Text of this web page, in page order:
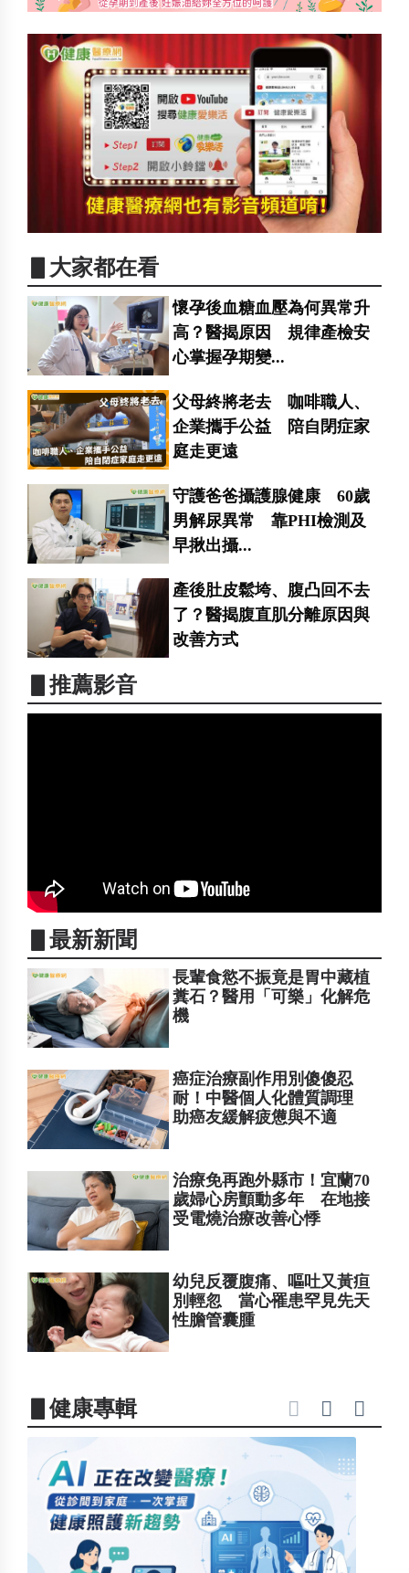
▋大家都在看
懷孕後血糖血壓為何異常升
高？醫揭原因 規律產檢安
心掌握孕期變...
父母終將老去 咖啡職人、
企業攜手公益 陪自閉症家
庭走更遠
守護爸爸攝護腺健康 60歲
男解尿異常 靠PHI檢測及
早揪出攝...
產後肚皮鬆垮、腹凸回不去
了？醫揭腹直肌分離原因與
改善方式
▋推薦影音
▋最新新聞
長輩食慾不振竟是胃中藏植
糞石？醫用「可樂」化解危
機
癌症治療副作用別傻傻忍
耐！中醫個人化體質調理
助癌友緩解疲憊與不適
治療免再跑外縣市！宜蘭70
歲婦心房顫動多年 在地接
受電燒治療改善心悸
幼兒反覆腹痛、嘔吐又黃疸
別輕忽 當心罹患罕見先天
性膽管囊腫
▋健康專輯